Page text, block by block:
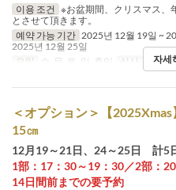
이용 조건 ※お盆期間、クリスマス、
とさせて頂きます。
예약 가능 기간 2025년 12월 19일 ~
2025년 12월 25일
요일
수, 목, 토, 일, 휴일 식사 점심
자세
＜オプション＞【
15㎝
12月19～21日、24～25日 計5
1部：17：30～19：30／2部：
14日間前までの要予約